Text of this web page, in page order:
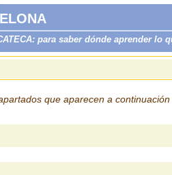
para saber dónde aprender lo
que aparecen a continuación